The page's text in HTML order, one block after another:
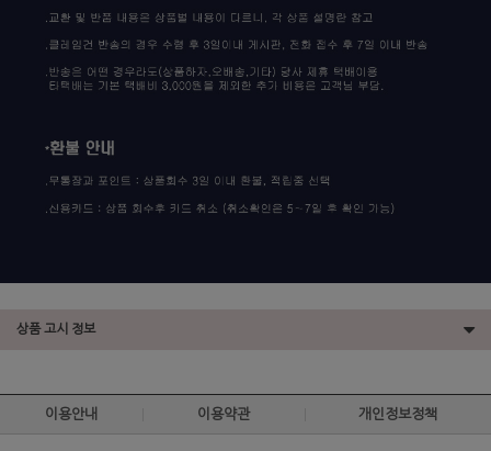
상품 고시 정보
이용안내 이용약관 개인정보정책